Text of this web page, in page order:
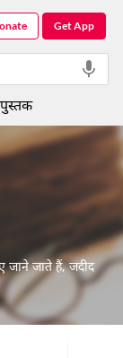
जाने जाते हैं, जदीद
Get App